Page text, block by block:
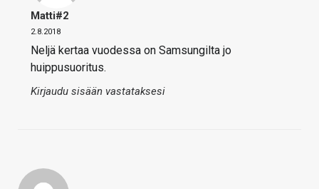
Matti#2
2.8.2018
Neljä kertaa vuodessa on Samsungilta jo
huippusuoritus.
Kirjaudu sisään vastataksesi